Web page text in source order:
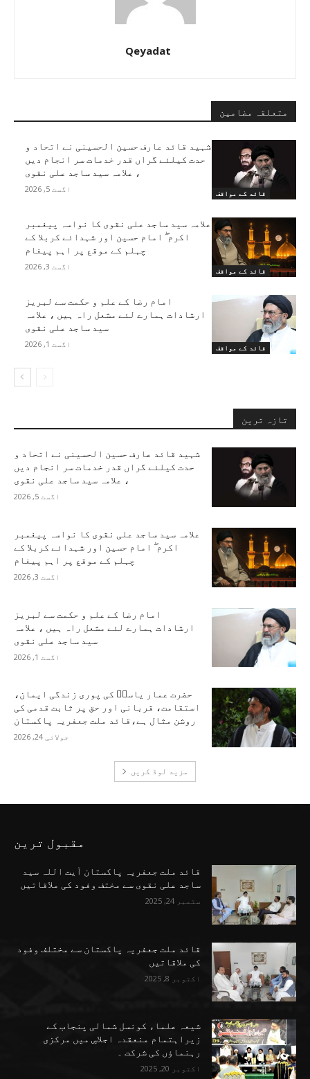
Qeyadat
متعلقہ مضامین
قائد کے مواقف
شہید قائد عارف حسین الحسینی نے اتحاد و
حدت کیلئے گراں قدر خدمات سر انجام دیں
، علامہ سید ساجد علی نقوی
اگست 5, 2026
قائد کے مواقف
علامہ سید ساجد علی نقوی کا نواسہ پیغمبر
اکرم ۖ امام حسین اور شہدائے کربلا کے
چہلم کے موقع پر اہم پیغام
اگست 3, 2026
قائد کے مواقف
امام رضا کے علم و حکمت سے لبریز
ارشادات ہمارے لئے مشعل راہ ہیں ، علامہ
سید ساجد علی نقوی
اگست 1, 2026
تازہ ترین
شہید قائد عارف حسین الحسینی نے اتحاد و
حدت کیلئے گراں قدر خدمات سر انجام دیں
، علامہ سید ساجد علی نقوی
اگست 5, 2026
علامہ سید ساجد علی نقوی کا نواسہ پیغمبر
اکرم ۖ امام حسین اور شہدائے کربلا کے
چہلم کے موقع پر اہم پیغام
اگست 3, 2026
امام رضا کے علم و حکمت سے لبریز
ارشادات ہمارے لئے مشعل راہ ہیں ، علامہ
سید ساجد علی نقوی
اگست 1, 2026
حضرت عمار یاسرؑ کی پوری زندگی ایمان،
استقامت، قربانی اور حق پر ثابت قدمی کی
روشن مثال ہے،قائد ملت جعفریہ پاکستان
جولائی 24, 2026
مزید لوڈ کریں
مقبول ترین
قائد ملت جعفریہ پاکستان آیت اللہ سید
ساجد علی نقوی سے مختف وفود کی ملاقاتیں
ستمبر 24, 2025
قائد ملت جعفریہ پاکستان سے مختلف وفود
کی ملاقاتیں
اکتوبر 8, 2025
شیعہ علماء کونسل شمالی پنجاب کے
زیراہتمام منعقدہ اجلاسِ میں مرکزی
رہنماؤں کی شرکت ۔
اکتوبر 20, 2025